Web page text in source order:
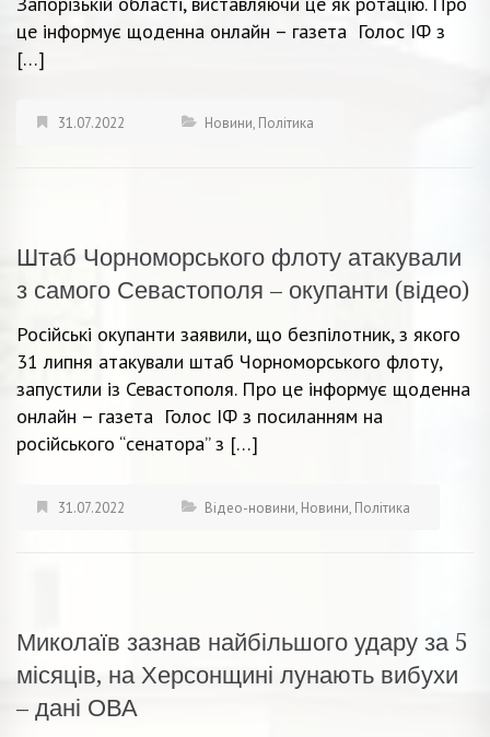
це інформує щоденна онлайн – газета Голос ІФ з
[…]
31.07.2022 Новини, Політика
Штаб Чорноморського флоту атакували
з самого Севастополя – окупанти (відео)
Російські окупанти заявили, що безпілотник, з якого
31 липня атакували штаб Чорноморського флоту,
запустили із Севастополя. Про це інформує щоденна
онлайн – газета Голос ІФ з посиланням на
російського “сенатора” з […]
31.07.2022 Відео-новини, Новини, Політика
Миколаїв зазнав найбільшого удару за 5
місяців, на Херсонщині лунають вибухи
– дані ОВА